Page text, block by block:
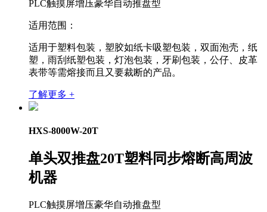
PLC触摸屏增压豪华自动推盘型
适用范围：
适用于塑料包装，塑胶如纸卡吸塑包装，双面泡壳，纸
塑，雨刮纸塑包装，灯泡包装，牙刷包装，公仔、皮革
表带等需熔接而且又要裁断的产品。
了解更多 +
HXS-8000W-20T
单头双推盘20T塑料同步熔断高周波
机器
PLC触摸屏增压豪华自动推盘型